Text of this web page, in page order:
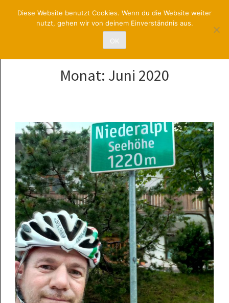
RadsportUNION
St. Pölten
Monat: Juni 2020
Diese Website benutzt Cookies. Wenn du die Website weiter
nutzt, gehen wir von deinem Einverständnis aus.
OK